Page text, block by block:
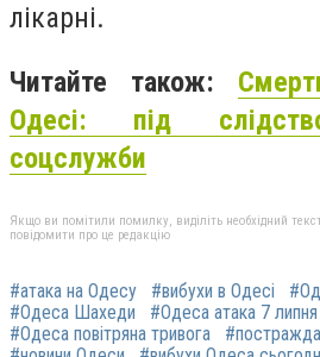
лікарні.
Читайте також:
Одесі: під
соцслужби
Якщо ви помітили помилку, виділіть необхідний
повідомити про це редакцію
#атака на Одесу #вибухи в Одесі
#Одеса Шахеди
#Одеса атака 7 липня
#Одеса повітряна тривога